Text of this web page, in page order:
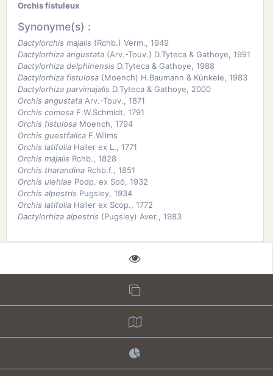
Orchis fistuleux
Synonyme(s) :
Dactylorchis majalis (Rchb.) Verm., 1949
Dactylorhiza angustata(Arv.-Touv.) D.Tyteca & Gathoye, 1991
Dactylorhiza delphinensis D.Tyteca & Gathoye, 1988
Dactylorhiza fistulosa(Moench) H.Baumann & Künkele, 1983
Dactylorhiza parvimajalis D.Tyteca & Gathoye, 2000
Orchis angustataArv.-Touv., 1871
Orchis comosaF.W.Schmidt, 1791
Orchis fistulosaMoench, 1794
Orchis guestfalicaF.Wilms
Orchis latifoliaHaller ex L., 1771
Orchis majalis Rchb., 1828
Orchis tharandinaRchb.f., 1851
Orchis ulehlae Podp. ex Soó, 1932
Orchis alpestris Pugsley, 1934
Orchis latifoliaHaller ex Scop., 1772
Dactylorhiza alpestris (Pugsley) Aver., 1983